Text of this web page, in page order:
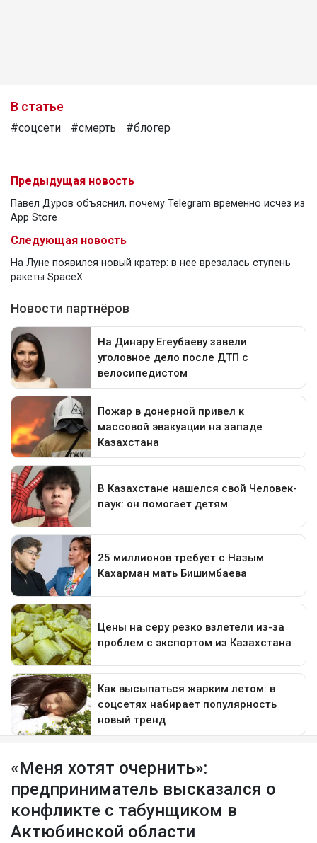
В статье
#соцсети #смерть #блогер
Предыдущая новость
Павел Дуров объяснил, почему Telegram временно исчез из
App Store
Следующая новость
На Луне появился новый кратер: в нее врезалась ступень
ракеты SpaceX
«Меня хотят очернить»:
предприниматель высказался о
конфликте с табунщиком в
Актюбинской области